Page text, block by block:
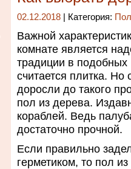
02.12.2018 | Категория:
Важной
комнате является
традиции в
считается плитка.
доросли до такого
пол из дерева.
кораблей. Ведь
достаточно прочной.
Если правильно
герметиком, то пол